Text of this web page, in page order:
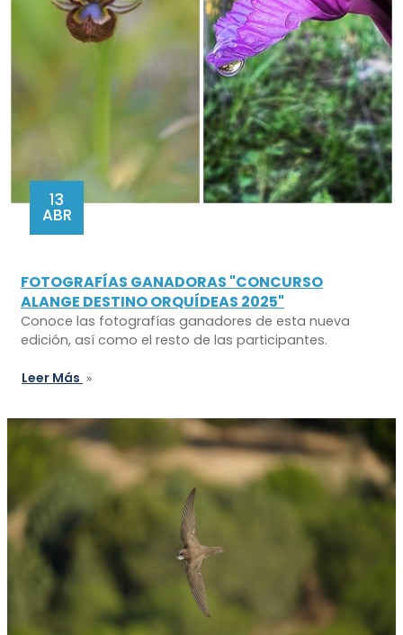
13
ABR
FOTOGRAFÍAS GANADORAS "CONCURSO
ALANGE DESTINO ORQUÍDEAS 2025"
Conoce las fotografías ganadores de esta nueva
edición, así como el resto de las participantes.
Leer Más